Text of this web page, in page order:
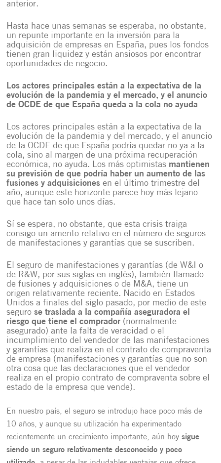
anterior.
Hasta hace unas semanas se esperaba, no obstante,
un repunte importante en la inversión para la
adquisición de empresas en España, pues los fondos
tienen gran liquidez y están ansiosos por encontrar
oportunidades de negocio.
Los actores principales están a la expectativa de la
evolución de la pandemia y el mercado, y el anuncio
de OCDE de que España queda a la cola no ayuda
Los actores principales están a la expectativa de la
evolución de la pandemia y del mercado, y el anuncio
de la OCDE de que España podría quedar no ya a la
cola, sino al margen de una próxima recuperación
económica, no ayuda. Los más optimistas mantienen
su previsión de que podría haber un aumento de las
fusiones y adquisiciones en el último trimestre del
año, aunque este horizonte parece hoy más lejano
que hace tan solo unos días.
Sí se espera, no obstante, que esta crisis traiga
consigo un amento relativo en el número de seguros
de manifestaciones y garantías que se suscriben.
El seguro de manifestaciones y garantías (de W&I o
de R&W, por sus siglas en inglés), también llamado
de fusiones y adquisiciones o de M&A, tiene un
origen relativamente reciente. Nacido en Estados
Unidos a finales del siglo pasado, por medio de este
segurose traslada a la compañía aseguradora el
riesgo que tiene el comprador (normalmente
asegurado) ante la falta de veracidad o el
incumplimiento del vendedor de las manifestaciones
y garantías que realiza en el contrato de compraventa
de empresa (manifestaciones y garantías que no son
otra cosa que las declaraciones que el vendedor
realiza en el propio contrato de compraventa sobre el
estado de la empresa que vende).
En nuestro país, el seguro se introdujo hace poco más de
10 años, y aunque su utilización ha experimentado
recientemente un crecimiento importante, aún hoysigue
siendo un seguro relativamente desconocido y poco